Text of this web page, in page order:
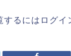
るにはログイ